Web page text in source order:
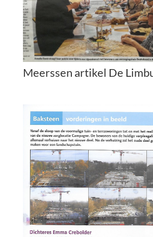
Meerssen artikel De